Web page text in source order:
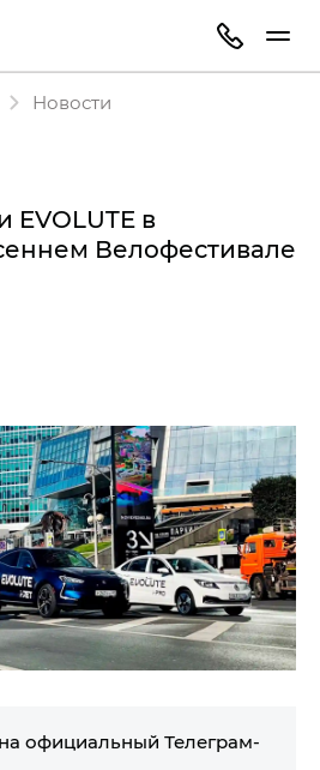
Новости
в
Велофестивале
официальный Телеграм-